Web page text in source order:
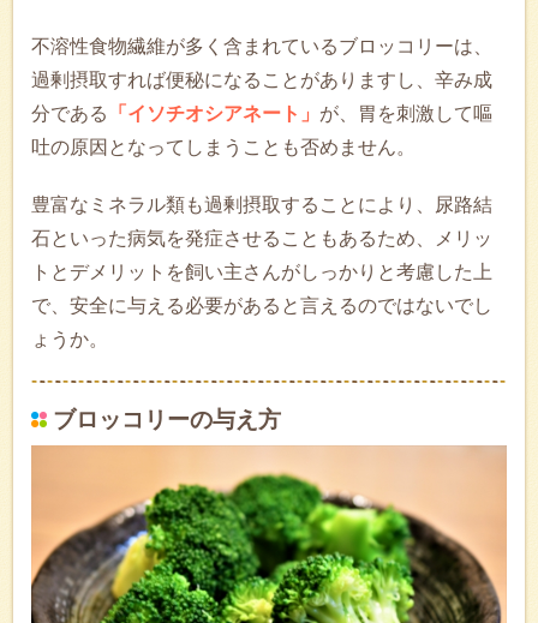
不溶性食物繊維が多く含まれているブロッコリーは、
過剰摂取すれば便秘になることがありますし、辛み成
分である
「イソチオシアネート」 が、胃を刺激して嘔
吐の原因となってしまうことも否めません。
豊富なミネラル類も過剰摂取することにより、尿路結
石といった病気を発症させることもあるため、メリッ
トとデメリットを飼い主さんがしっかりと考慮した上
で、安全に与える必要があると言えるのではないでし
ょうか。
ブロッコリーの与え方